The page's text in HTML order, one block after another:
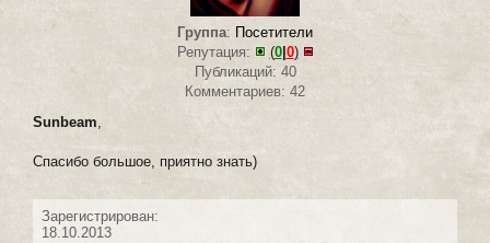
Группа: Посетители
Репутация:
(0| 0)
Публикаций: 40
Комментариев: 42
Sunbeam,
Спасибо большое, приятно знать)
Зарегистрирован:
18.10.2013